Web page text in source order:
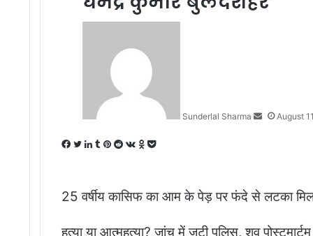
Sunderlal Sharma August
Facebook
Twitter
LinkedIn
Tumblr
Pinterest
RedditVKontakte
Odnoklassniki
Pocket
25 वर्षीय कासिफ का आम के पेड़ पर फंदे से लटका
हत्या या आत्महत्या? जांच में जुटी पुलिस, शव